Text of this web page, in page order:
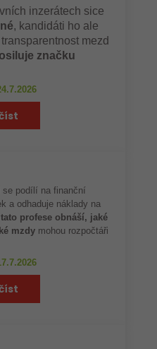
inzerátech sice
, kandidáti ho ale
mezd
značku
se podílí na finanční
a odhaduje náklady na
profese obnáší, jaké
mzdy mohou rozpočtáři